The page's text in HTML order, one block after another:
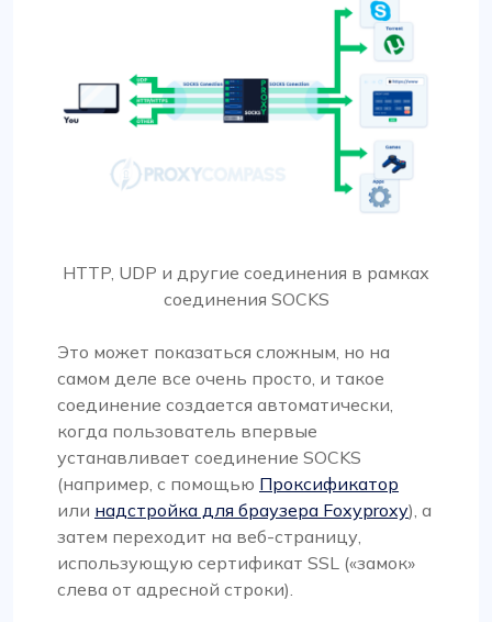
HTTP, UDP и другие соединения в рамках
соединения SOCKS
Это может показаться сложным, но на
самом деле все очень просто, и такое
соединение создается автоматически,
когда пользователь впервые
устанавливает соединение SOCKS
(например, с помощью Проксификатор
или надстройка для браузера Foxyproxy), а
затем переходит на веб-страницу,
использующую сертификат SSL («замок»
слева от адресной строки).